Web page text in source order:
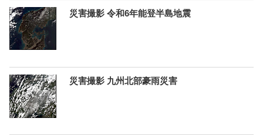
災害撮影 令和6年能登半島地震
災害撮影 九州北部豪雨災害